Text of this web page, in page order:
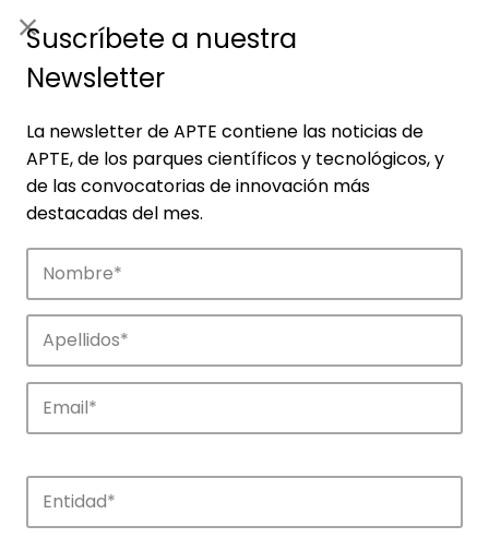
Noticias
Conoce las noticias más destacadas de
Suscríbete a nuestra
Newsletter
La newsletter de APTE contiene las noticias de
APTE, de los parques científicos y tecnológicos, y
de las convocatorias de innovación más
destacadas del mes.